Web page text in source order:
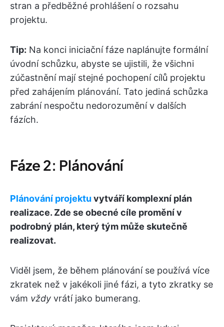
stran a předběžné prohlášení o rozsahu
projektu.
Tip: Na konci iniciační fáze naplánujte formální
úvodní schůzku, abyste se ujistili, že všichni
zúčastnění mají stejné pochopení cílů projektu
před zahájením plánování. Tato jediná schůzka
zabrání nespočtu nedorozumění v dalších
fázích.
Fáze 2: Plánování
Plánování projektu vytváří komplexní plán
realizace. Zde se obecné cíle promění v
podrobný plán, který tým může skutečně
realizovat.
Viděl jsem, že během plánování se používá více
zkratek než v jakékoli jiné fázi, a tyto zkratky se
vám vždy vrátí jako bumerang.